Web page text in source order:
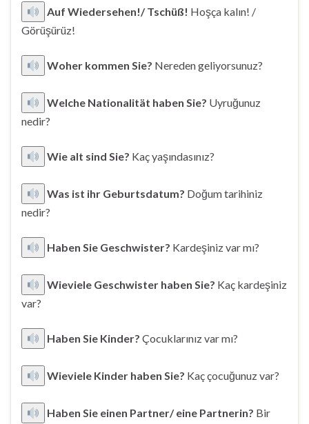
Auf Wiedersehen!/ Tschüß! Hoşça kalın! /
Görüşürüz!
Woher kommen Sie? Nereden geliyorsunuz?
Welche Nationalität haben Sie? Uyruğunuz
nedir?
Wie alt sind Sie? Kaç yaşındasınız?
Was ist ihr Geburtsdatum? Doğum tarihiniz
nedir?
Haben Sie Geschwister? Kardeşiniz var mı?
Wieviele Geschwister haben Sie? Kaç kardeşiniz
var?
Haben Sie Kinder? Çocuklarınız var mı?
Wieviele Kinder haben Sie? Kaç çocuğunuz var?
Haben Sie einen Partner/ eine Partnerin? Bir